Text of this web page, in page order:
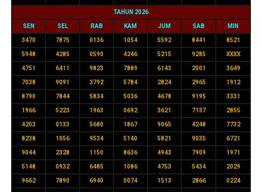
TAHUN 2026
SEN SEL RAB KAM JUM SAB MIN
3470 7875 0136 1054 5592 8441 8521
5948 4285 0590 4246 5215 9285 XXXX
4751 6411 9823 7889 6143 2001 3649
7038 9091 3792 5784 2824 2965 1912
8790 7844 5834 5036 4678 9195 3331
1966 5223 1963 0692 3621 7137 2855
4203 0133 5680 1867 9065 4248 7732
8238 1056 9534 5140 5821 9035 6721
9044 2328 1150 8636 4943 7909 1971
5148 0932 6485 1086 4753 5434 2029
9662 7890 6940 0074 1513 2866 0224